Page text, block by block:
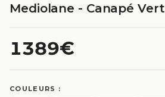
Mediolane - Canapé Vert
1389€
COULEURS :